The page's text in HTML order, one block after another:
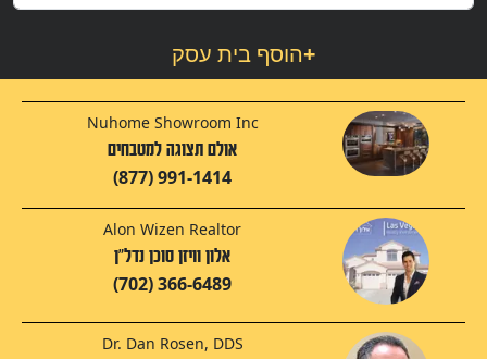
הוסף בית עסק+
Nuhome Showroom Inc
אולם תצוגה למטבחים
(877) 991-1414
Alon Wizen Realtor
אלון וויזן סוכן נדל"ן
(702) 366-6489
Dr. Dan Rosen, DDS